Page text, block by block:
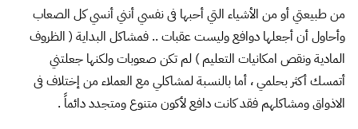
من طبيعتي أو من الأشياء التي أحبها فى نفسي أنني أنسي كل الصعاب
وأحاول أن أجعلها دوافع وليست عقبات .. فمشاكل البداية ( الظروف
المادية ونقص امكانيات التعليم ) لم تكن صعوبات ولكنها جعلتني
أتمسك أكثر بحلمي ، أما بالنسبة لمشاكلي مع العملاء من إختلاف فى
الاذواق ومشاكلهم فقد كانت دافع لأكون متنوع ومتجدد دائماً .